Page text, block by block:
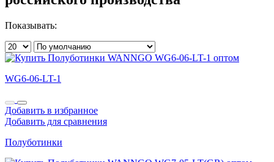
Показывать:
WG6-06-LT-1
Добавить в избранное
Добавить для сравнения
Полуботинки